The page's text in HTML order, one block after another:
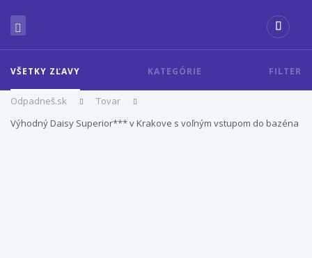
VŠETKY ZĽAVY KATEGÓRIE FILTER
Odpadneš.sk
Tovar
Výhodný Daisy Superior*** v Krakove s voľným vstupom do bazéna